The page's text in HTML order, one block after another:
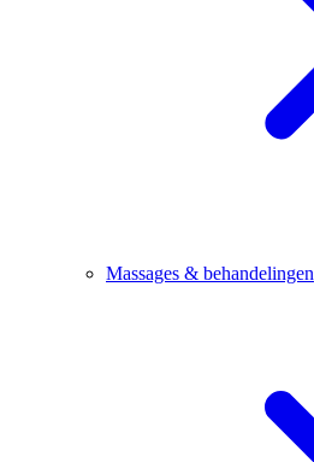
Massages & behandelingen